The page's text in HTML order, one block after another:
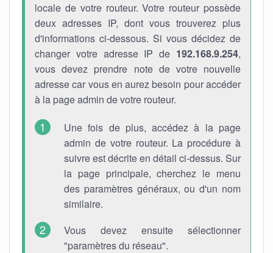
locale de votre routeur. Votre routeur possède
deux adresses IP, dont vous trouverez plus
d'informations ci-dessous. Si vous décidez de
changer votre adresse IP de 192.168.9.254,
vous devez prendre note de votre nouvelle
adresse car vous en aurez besoin pour accéder
à la page admin de votre routeur.
Une fois de plus, accédez à la page
admin de votre routeur. La procédure à
suivre est décrite en détail ci-dessus. Sur
la page principale, cherchez le menu
des paramètres généraux, ou d'un nom
similaire.
Vous devez ensuite sélectionner
"paramètres du réseau".